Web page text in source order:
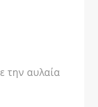
την αυλαία